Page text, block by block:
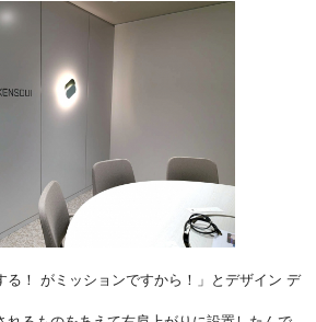
る！ がミッションですから！」とデザイン デ